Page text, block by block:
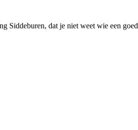
Siddeburen, dat je niet weet wie een